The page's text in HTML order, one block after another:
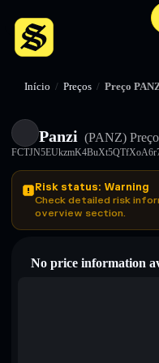
Início / Preços / Preço
Panzi (PANZ)
Risk status: Warning
Check detailed risk
overview section.
No price information